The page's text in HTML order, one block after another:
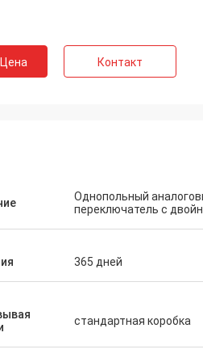
а качество
Контакт
Однопольный
переключатель с
365 дней
стандартная коробка